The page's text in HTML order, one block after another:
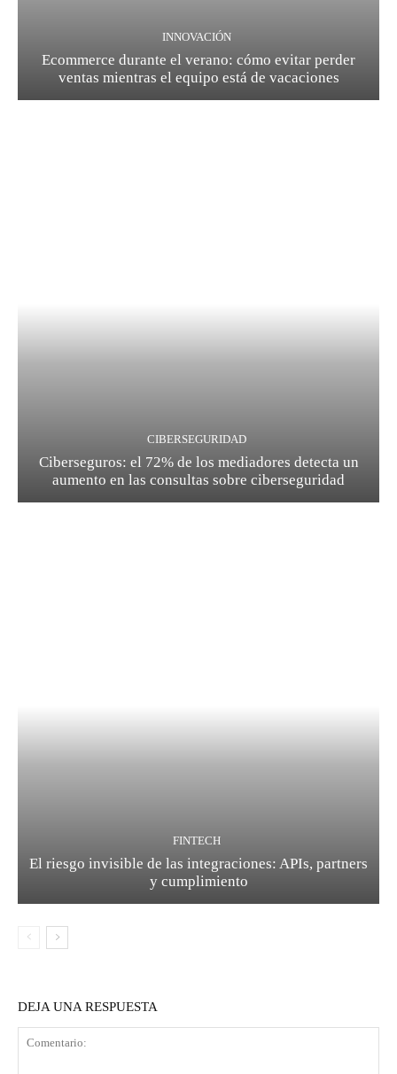
INNOVACIÓN
Ecommerce durante el verano: cómo evitar perder
ventas mientras el equipo está de vacaciones
CIBERSEGURIDAD
Ciberseguros: el 72% de los mediadores detecta un
aumento en las consultas sobre ciberseguridad
FINTECH
El riesgo invisible de las integraciones: APIs, partners
y cumplimiento
DEJA UNA RESPUESTA